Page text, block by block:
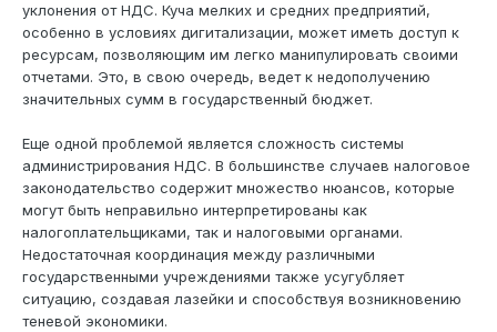
уклонения от НДС. Куча мелких и средних предприятий,
особенно в условиях дигитализации, может иметь доступ к
ресурсам, позволяющим им легко манипулировать своими
отчетами. Это, в свою очередь, ведет к недополучению
значительных сумм в государственный бюджет.
Еще одной проблемой является сложность системы
администрирования НДС. В большинстве случаев налоговое
законодательство содержит множество нюансов, которые
могут быть неправильно интерпретированы как
налогоплательщиками, так и налоговыми органами.
Недостаточная координация между различными
государственными учреждениями также усугубляет
ситуацию, создавая лазейки и способствуя возникновению
теневой экономики.